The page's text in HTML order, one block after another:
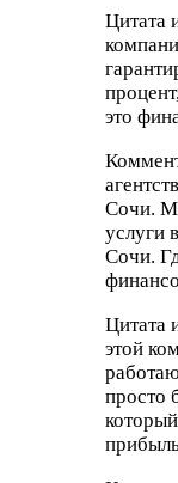
Цитата
это
Сочи.
услуги
Сочи.
Цитата
этой
просто